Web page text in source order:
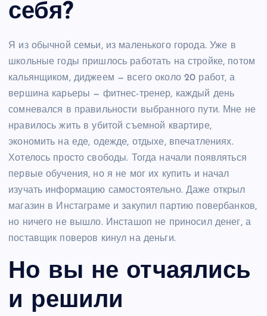
себя?
Я из обычной семьи, из маленького города. Уже в
школьные годы пришлось работать на стройке, потом
кальянщиком, диджеем — всего около 20 работ, а
вершина карьеры — фитнес-тренер, каждый день
сомневался в правильности выбранного пути. Мне не
нравилось жить в убитой съемной квартире,
экономить на еде, одежде, отдыхе, впечатлениях.
Хотелось просто свободы. Тогда начали появляться
первые обучения, но я не мог их купить и начал
изучать информацию самостоятельно. Даже открыл
магазин в Инстаграме и закупил партию повербанков,
но ничего не вышло. Инсташоп не приносил денег, а
поставщик поверов кинул на деньги.
Но вы не отчаялись
и решили